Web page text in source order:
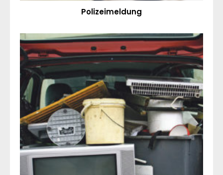
Polizeimeldung